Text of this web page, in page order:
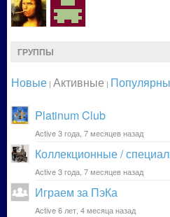
ГРУППЫ
Новые | Активные |
Platinum Club
Active 3 года, 7 месяцев назад
Коллекционные /
Active 3 года, 7 месяцев назад
Играем за ПэКа
Active 6 лет, 4 месяца назад